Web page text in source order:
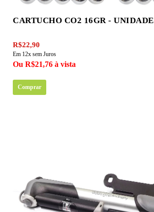
CARTUCHO CO2 16GR - UNIDADE
R$22,90
Em 12x sem Juros
Ou R$21,76 à vista
Comprar